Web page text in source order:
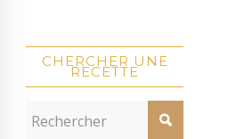
CHERCHER UNE
RECETTE